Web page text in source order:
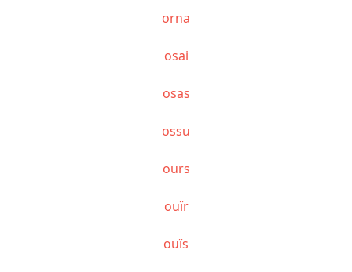
orna
osai
osas
ossu
ours
ouïr
ouïs